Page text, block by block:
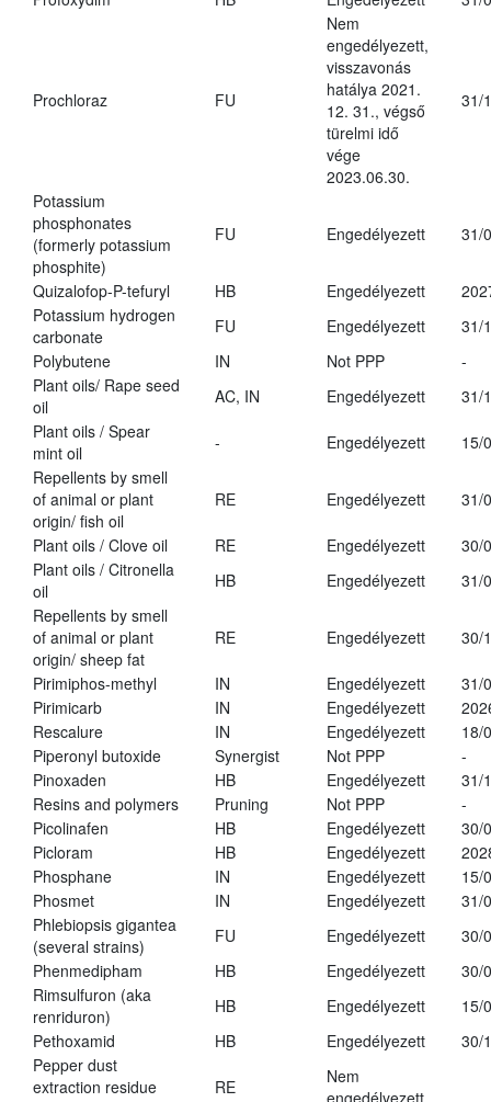
Prochloraz FU
Nem
engedélyezett,
visszavonás
hatálya 2021.
12. 31., végső
türelmi idő
vége
2023.06.30.
31/
Potassium
phosphonates
(formerly potassium
phosphite)
FU Engedélyezett 31/
Quizalofop-P-tefuryl HB Engedélyezett
Potassium hydrogen
carbonate
FU Engedélyezett
31/
Polybutene
IN Not PPP
-
Plant oils/ Rape seed
oil
AC, IN Engedélyezett
31/
Plant oils / Spear
mint oil
- Engedélyezett
15/
Repellents by smell
of animal or plant
origin/ fish oil
RE Engedélyezett 31/
Plant oils / Clove oil RE Engedélyezett
30/
Plant oils / Citronella
oil
HB Engedélyezett
31/
Repellents by smell
of animal or plant
origin/ sheep fat
RE Engedélyezett 30/
Pirimiphos-methyl IN Engedélyezett
31/
Pirimicarb
IN Engedélyezett
Rescalure
IN Engedélyezett
18/
Piperonyl butoxide
Synergist Not PPP
-
Pinoxaden
HB Engedélyezett
31/
Resins and polymers
Pruning Not PPP
-
Picolinafen
HB Engedélyezett
30/
Picloram
HB Engedélyezett
Phosphane
IN Engedélyezett
15/
Phosmet
IN Engedélyezett
31/
Phlebiopsis gigantea
(several strains)
FU Engedélyezett
30/
Phenmedipham
HB Engedélyezett
30/
Rimsulfuron (aka
renriduron)
HB Engedélyezett
15/
Pethoxamid
HB Engedélyezett
30/
Pepper dust
extraction residue
RE
Nem